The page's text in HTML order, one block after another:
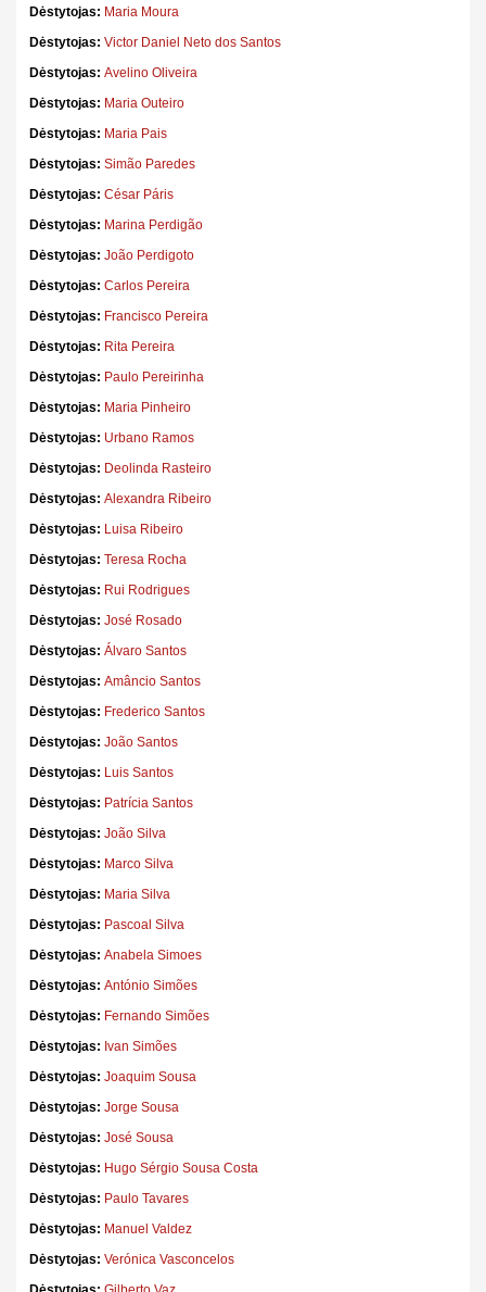
Dėstytojas: Maria Moura
Dėstytojas:Victor Daniel Neto dos Santos
Dėstytojas:Avelino Oliveira
Dėstytojas: Maria Outeiro
Dėstytojas: Maria Pais
Dėstytojas:Simão Paredes
Dėstytojas:César Páris
Dėstytojas: Marina Perdigão
Dėstytojas:João Perdigoto
Dėstytojas:Carlos Pereira
Dėstytojas: Francisco Pereira
Dėstytojas: Rita Pereira
Dėstytojas: Paulo Pereirinha
Dėstytojas: Maria Pinheiro
Dėstytojas: Urbano Ramos
Dėstytojas: Deolinda Rasteiro
Dėstytojas:Alexandra Ribeiro
Dėstytojas: Luisa Ribeiro
Dėstytojas:Teresa Rocha
Dėstytojas: Rui Rodrigues
Dėstytojas:José Rosado
Dėstytojas:Álvaro Santos
Dėstytojas:Amâncio Santos
Dėstytojas: Frederico Santos
Dėstytojas:João Santos
Dėstytojas: Luis Santos
Dėstytojas: Patrícia Santos
Dėstytojas:João Silva
Dėstytojas: Marco Silva
Dėstytojas: Maria Silva
Dėstytojas: Pascoal Silva
Dėstytojas:Anabela Simoes
Dėstytojas:António Simões
Dėstytojas: Fernando Simões
Dėstytojas: Ivan Simões
Dėstytojas:Joaquim Sousa
Dėstytojas:Jorge Sousa
Dėstytojas:José Sousa
Dėstytojas: Hugo Sérgio Sousa Costa
Dėstytojas: Paulo Tavares
Dėstytojas: Manuel Valdez
Dėstytojas:Verónica Vasconcelos